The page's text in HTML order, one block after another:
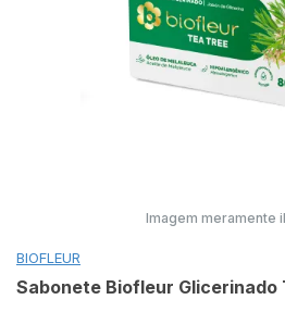
Imagem meramente
BIOFLEUR
Sabonete Biofleur Glicerinado